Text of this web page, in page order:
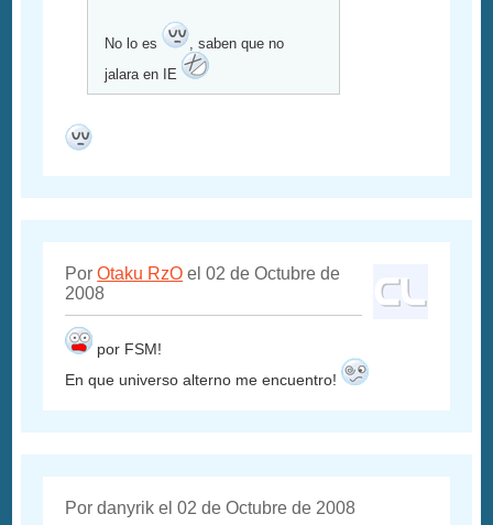
No lo es
, saben que no
jalara en IE
PorOtaku RzO el 02 de Octubre de
2008
por FSM!
En que universo alterno me encuentro!
Por danyrik el 02 de Octubre de 2008